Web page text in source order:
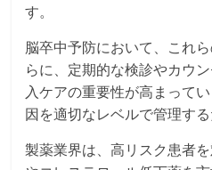
す。
脳卒中予防において、これ
らに、定期的な検診やカウ
入ケアの重要性が高まって
因を適切なレベルで管理する
製薬業界は、高リスク患者